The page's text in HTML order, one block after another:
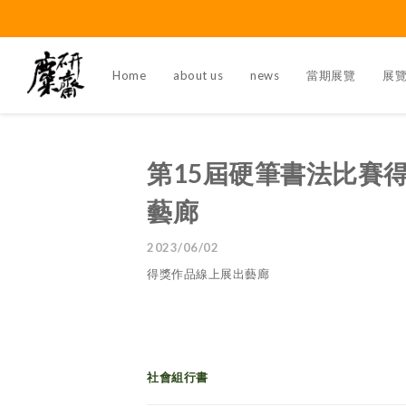
Home about us news 當期展覽 展
第15屆硬筆書法比賽
藝廊
2023/06/02
得獎作品線上展出藝廊
社會組行書